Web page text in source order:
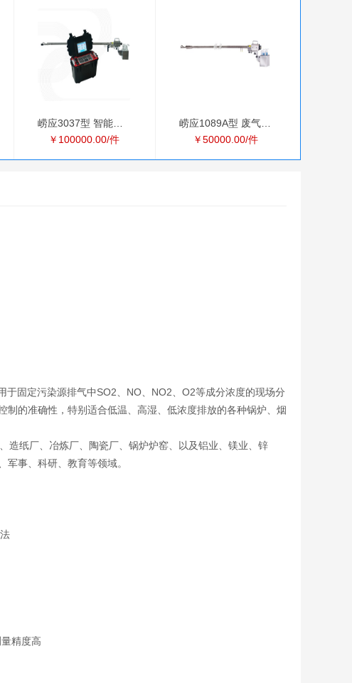
￥100000.00/件
￥50000.00/件
固定污染源排气中SO2、NO、NO2、O2等成分浓度的现场分
的准确性，特别适合低温、高湿、低浓度排放的各种锅炉、烟
纸厂、冶炼厂、陶瓷厂、锅炉炉窑、以及铝业、镁业、锌
军事、科研、教育等领域。
精度高